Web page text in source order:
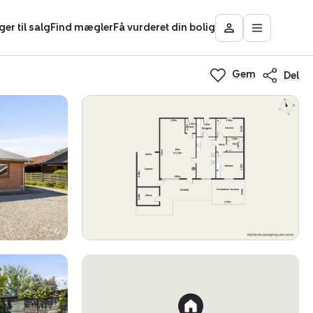
til salgFind mæglerFå vurderet din bolig
Besøg
Mit
Nybolig
Åbn
Gem Del